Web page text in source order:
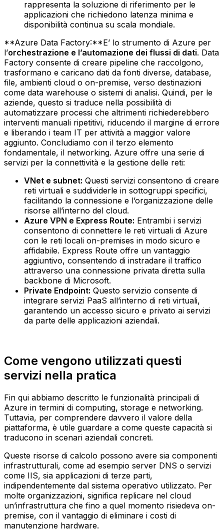
rappresenta la soluzione di riferimento per le
applicazioni che richiedono latenza minima e
disponibilità continua su scala mondiale. ‍
**Azure Data Factory:**E’ lo strumento di Azure per
l’orchestrazione e l’automazione dei flussi di dati. Data
Factory consente di creare pipeline che raccolgono,
trasformano e caricano dati da fonti diverse, database,
file, ambienti cloud o on-premise, verso destinazioni
come data warehouse o sistemi di analisi. Quindi, per le
aziende, questo si traduce nella possibilità di
automatizzare processi che altrimenti richiederebbero
interventi manuali ripetitivi, riducendo il margine di errore
e liberando i team IT per attività a maggior valore
aggiunto.‍‍ Concludiamo con il terzo elemento
fondamentale, il networking. Azure offre una serie di
servizi per la connettività e la gestione delle reti:
VNet e subnet: Questi servizi consentono di creare
reti virtuali e suddividerle in sottogruppi specifici,
facilitando la connessione e l’organizzazione delle
risorse all’interno del cloud.‍
Azure VPN e Express Route: Entrambi i servizi
consentono di connettere le reti virtuali di Azure
con le reti locali on-premises in modo sicuro e
affidabile. Express Route offre un vantaggio
aggiuntivo, consentendo di instradare il traffico
attraverso una connessione privata diretta sulla
backbone di Microsoft.‍
Private Endpoint: Questo servizio consente di
integrare servizi PaaS all’interno di reti virtuali,
garantendo un accesso sicuro e privato ai servizi
da parte delle applicazioni aziendali. ‍
Come vengono utilizzati questi
servizi nella pratica
Fin qui abbiamo descritto le funzionalità principali di
Azure in termini di computing, storage e networking.
Tuttavia, per comprendere davvero il valore della
piattaforma, è utile guardare a come queste capacità si
traducono in scenari aziendali concreti.
Queste risorse di calcolo possono avere sia componenti
infrastrutturali, come ad esempio server DNS o servizi
come IIS, sia applicazioni di terze parti,
indipendentemente dal sistema operativo utilizzato. Per
molte organizzazioni, significa replicare nel cloud
un’infrastruttura che fino a quel momento risiedeva on-
premise, con il vantaggio di eliminare i costi di
manutenzione hardware.